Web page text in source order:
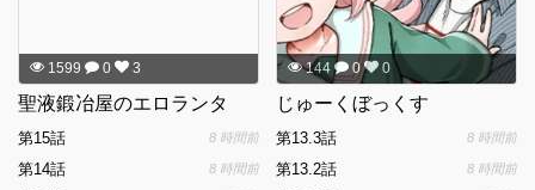
1599 0 3
聖液鍛冶屋のエロランタ
第15話 8 時間前
第14話 8 時間前
144 0 0
じゅーくぼっくす
第13.3話 8 時間前
第13.2話 8 時間前